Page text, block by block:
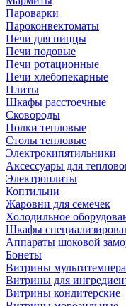
Пароварки
Пароконвектоматы
Печи для пиццы
Печи подовые
Печи ротационные
Печи хлебопекарные
Плиты
Шкафы расстоечные
Сковороды
Полки тепловые
Столы тепловые
Электрокипятильники
Аксессуары для
Электроплиты
Коптильни
Жаровни для семечек
Холодильное
Шкафы
Аппараты шоковой
Бонеты
Витрины
Витрины для
Витрины кондитерские